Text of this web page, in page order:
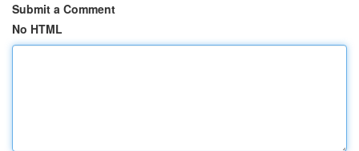
Submit a Comment
No HTML